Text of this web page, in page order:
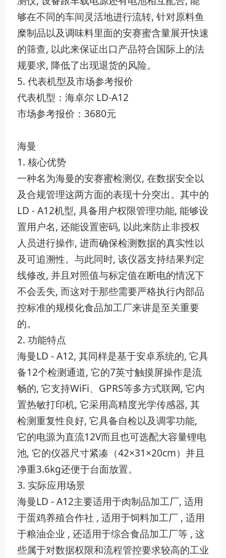
够在不同的车间灵活地进行流转, 针对原料鱼
糜制品以及调味料里面的安赛蜜含量展开快速
的筛查, 以此来保证出口产品符合国际上的法
规要求, 降低了出现退货的风险。
5. 代表机型及市场参考报价
代表机型：海卓尔 LD-A12
市场参考报价：3680元
海曼
1. 核心优势
一种名为海曼的安赛蜜检测仪, 在数据安全以
及合规管理这两方面的表现十分突出。其中的
LD - A12机型, 具备用户权限管理功能, 能够设
置用户名, 还能设置密码, 以此来防止非授权
人员进行操作, 进而确保检测数据的真实性以
及可追溯性。与此同时, 该仪器支持结果判定
线修改, 并且对照值与标定值在断电的情况下
不会丢失, 而这对于那些需要严格执行内部品
控标准的规模化食品加工厂来讲是至关重要
的。
2. 功能特点
海曼LD - A12, 其同样是基于安卓系统的, 它具
备12个检测通道, 它的7英寸触摸屏操作是流
畅的, 它支持WiFi、GPRS等多方式联网, 它内
置热敏打印机, 它采用高精度光学传感器, 其
检测重复性良好, 它具备自检以及调零功能,
它的电源为直流12V而且也可选配大容量锂电
池, 它的仪器尺寸紧凑（42×31×20cm）并且
净重3.6kg还便于台面放置。
3. 实际应用场景
海曼LD - A12主要适用于肉制品加工厂, 适用
于蛋鸡养殖合作社 , 适用于饲料加工厂 , 适用
于粮油企业 , 还适用于综合食品加工厂等 , 这
些属于对数据权限和流程管控要求较高的工业